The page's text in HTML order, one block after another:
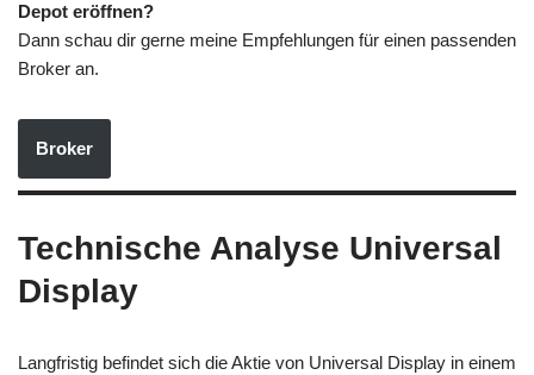
Depot eröffnen?
Dann schau dir gerne meine Empfehlungen für einen passenden
Broker an.
Broker
Technische Analyse Universal
Display
Langfristig befindet sich die Aktie von Universal Display in einem